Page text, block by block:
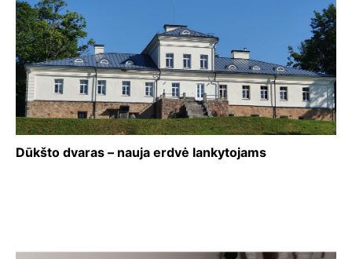
Dūkšto dvaras – nauja erdvė lankytojams